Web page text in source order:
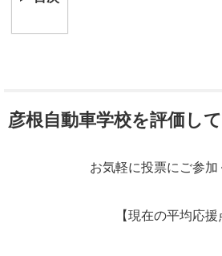
彦根自動車学校を評価し
お気軽に投票にご参加
【現在の平均応援